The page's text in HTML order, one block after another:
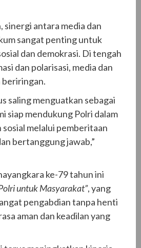
sinergi antara media dan
sangat penting untuk
dan demokrasi. Di tengah
dan polarisasi, media dan
beriringan.
saling menguatkan sebagai
siap mendukung Polri dalam
melalui pemberitaan
bertanggung jawab,”
ke-79 tahun ini
untuk Masyarakat”, yang
pengabdian tanpa henti
aman dan keadilan yang